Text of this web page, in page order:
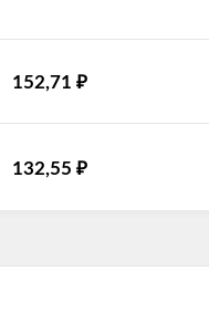
152,71 ₽
132,55 ₽